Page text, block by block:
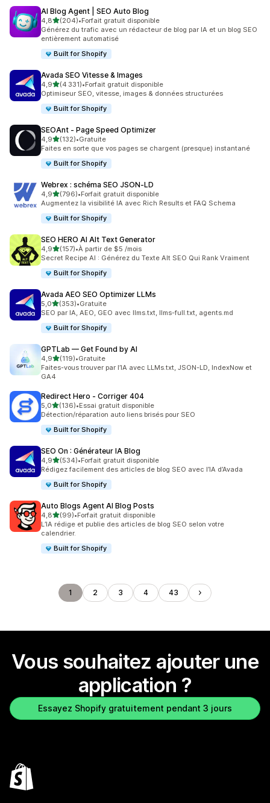
AI Blog Agent | SEO Auto Blog
4,8étoile(s) sur 5
(204)
204 avis au total
•Forfait gratuit disponible
Générez du trafic avec un rédacteur de blog par IA et un blog SEO
entièrement automatisé
Built for Shopify
Avada SEO Vitesse & Images
4,9étoile(s) sur 5
(4 331)
4331 avis au total
•Forfait gratuit disponible
Optimiseur SEO, vitesse, images & données structurées
Built for Shopify
SEOAnt ‑ Page Speed Optimizer
4,9étoile(s) sur 5
(132)
132 avis au total
•Gratuite
Faites en sorte que vos pages se chargent (presque) instantané
Built for Shopify
Webrex : schéma SEO JSON‑LD
4,9étoile(s) sur 5
(796)
796 avis au total
•Forfait gratuit disponible
Augmentez la visibilité IA avec Rich Results et FAQ Schema
Built for Shopify
SEO HERO AI Alt Text Generator
4,9étoile(s) sur 5
(157)
157 avis au total
•À partir de $5 /mois
Secret Recipe AI : Générez du Texte Alt SEO Qui Rank Vraiment
Built for Shopify
Avada AEO SEO Optimizer LLMs
5,0étoile(s) sur 5
(353)
353 avis au total
•Gratuite
SEO par IA, AEO, GEO avec llms.txt, llms-full.txt, agents.md
Built for Shopify
GPTLab — Get Found by AI
4,9étoile(s) sur 5
(119)
119 avis au total
•Gratuite
Faites-vous trouver par l’IA avec LLMs.txt, JSON-LD, IndexNow et
GA4
Redirect Hero ‑ Corriger 404
5,0étoile(s) sur 5
(136)
136 avis au total
•Essai gratuit disponible
Détection/réparation auto liens brisés pour SEO
Built for Shopify
SEO On : Générateur IA Blog
4,9étoile(s) sur 5
(534)
534 avis au total
•Forfait gratuit disponible
Rédigez facilement des articles de blog SEO avec l’IA d’Avada
Built for Shopify
Auto Blogs Agent AI Blog Posts
4,8étoile(s) sur 5
(99)
99 avis au total
•Forfait gratuit disponible
L’IA rédige et publie des articles de blog SEO selon votre
calendrier.
Built for Shopify
1 2 3 4 43
Vous souhaitez ajouter une
application ?
Essayez Shopify gratuitement pendant 3 jours